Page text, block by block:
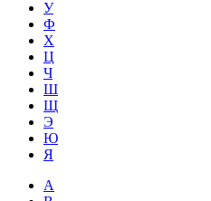
У
Ф
Х
Ц
Ч
Ш
Щ
Э
Ю
Я
A